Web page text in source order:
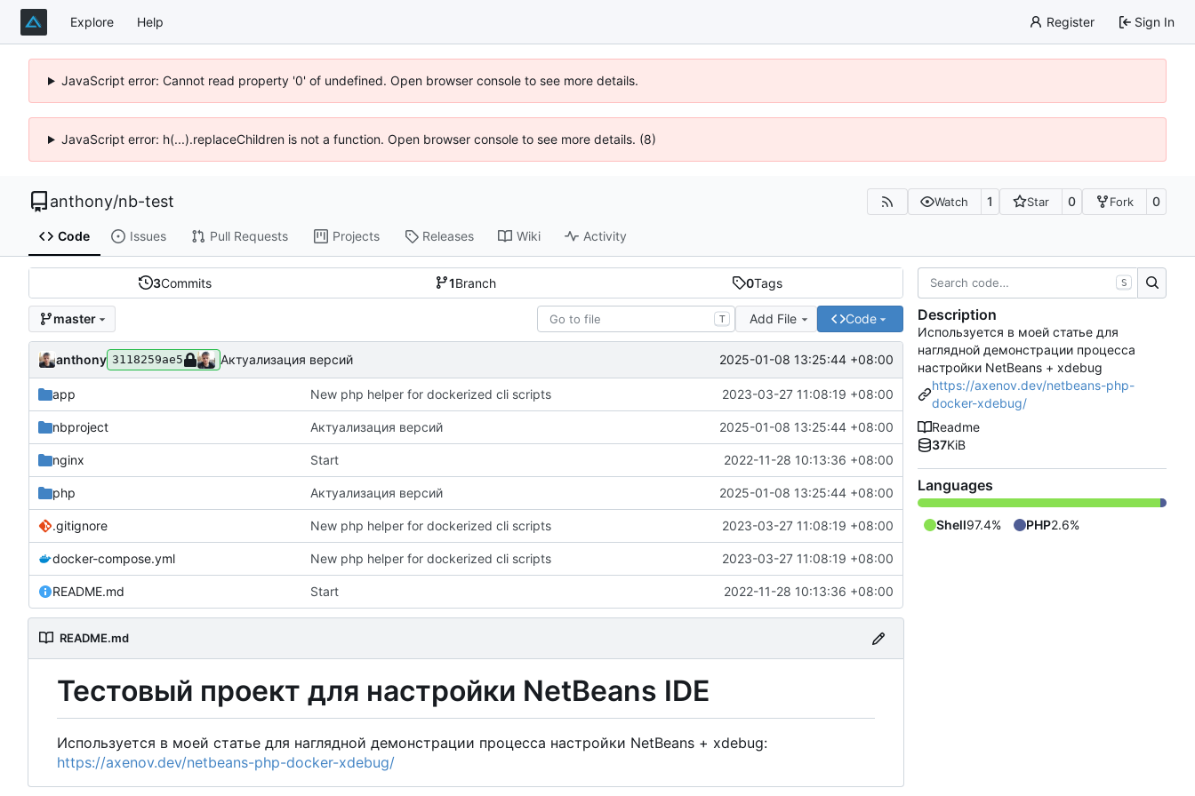
Explore Help Register Sign In
JavaScript error: Cannot read property '0' of undefined. Open browser console to see more details.
JavaScript error: h(...).replaceChildren is not a function. Open browser console to see more details. (8)
anthony/nb-test Watch 1 Star 0 Fork 0
Code Issues Pull Requests Projects Releases Wiki Activity
3Commits 1Branch 0Tags
master T Add File Code
anthony 3118259ae5 Актуализация версий 2025-01-08 13:25:44 +08:00
app New php helper for dockerized cli scripts 2023-03-27 11:08:19 +08:00
nbproject Актуализация версий 2025-01-08 13:25:44 +08:00
nginx Start 2022-11-28 10:13:36 +08:00
php Актуализация версий 2025-01-08 13:25:44 +08:00
.gitignore New php helper for dockerized cli scripts 2023-03-27 11:08:19 +08:00
docker-compose.yml New php helper for dockerized cli scripts 2023-03-27 11:08:19 +08:00
README.md Start 2022-11-28 10:13:36 +08:00
README.md
Тестовый проект для настройки NetBeans IDE
Используется в моей статье для наглядной демонстрации процесса настройки NetBeans + xdebug:
https://axenov.dev/netbeans-php-docker-xdebug/
S
Description
Используется в моей статье для
наглядной демонстрации процесса
настройки NetBeans + xdebug
https://axenov.dev/netbeans-php-
docker-xdebug/
Readme
37KiB
Languages
Shell97.4% PHP2.6%